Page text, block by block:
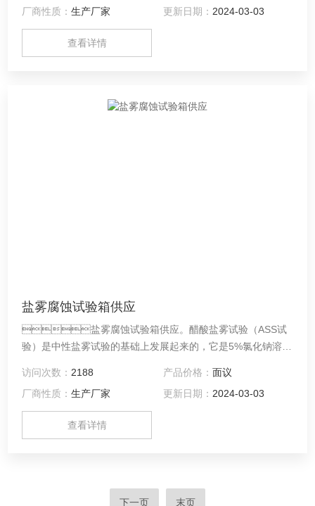
厂商性质：生产厂家 更新日期： 2024-03-03
查看详情
盐雾腐蚀试验箱供应
盐雾腐蚀试验箱供应。醋酸盐雾试验（ASS试
验）是中性盐雾试验的基础上发展起来的，它是5%氯化钠溶液
性，其腐蚀速度比NSS试验快3倍。 铜加速醋酸盐雾试验
（CASS试验）是国外发展起来的一种快速盐雾腐蚀试验，试
验温度是50℃，在盐溶液中加入少量的铜盐——氯化铜具有强
烈腐蚀性。其腐蚀速度是NSS试验的8倍。
访问次数： 2188 产品价格： 面议
厂商性质：生产厂家 更新日期： 2024-03-03
查看详情
下一页 末页